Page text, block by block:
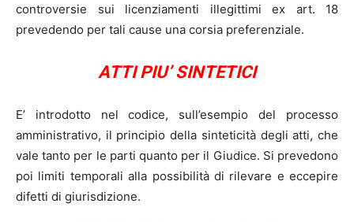
controversie sui licenziamenti illegittimi ex art. 18
prevedendo per tali cause una corsia preferenziale.
ATTI PIU’ SINTETICI
E’ introdotto nel codice, sull’esempio del processo
amministrativo, il principio della sinteticità degli atti, che
vale tanto per le parti quanto per il Giudice. Si prevedono
poi limiti temporali alla possibilità di rilevare e eccepire
difetti di giurisdizione.